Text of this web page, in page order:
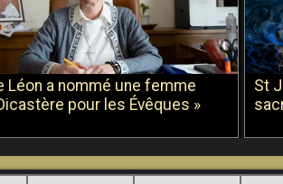
Léon a nommé une femme
pour les Évêques »
St